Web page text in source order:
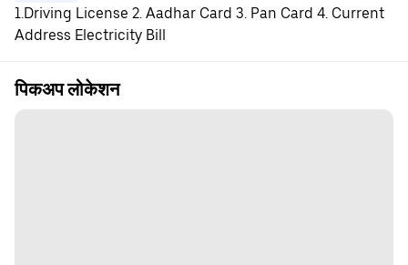
1.Driving License 2. Aadhar Card 3. Pan Card 4. Current
Address Electricity Bill
पिकअप लोकेशन